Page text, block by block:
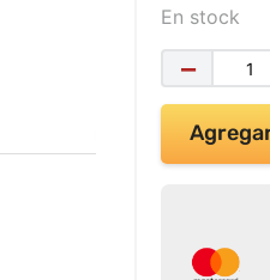
En stock
－